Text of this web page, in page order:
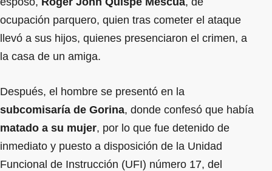
ocupación parquero, quien tras cometer el ataque
llevó a sus hijos, quienes presenciaron el crimen, a
la casa de un amiga.
Después, el hombre se presentó en la
subcomisaría de Gorina, donde confesó que había
matado a su mujer, por lo que fue detenido de
inmediato y puesto a disposición de la Unidad
Funcional de Instrucción (UFI) número 17, del